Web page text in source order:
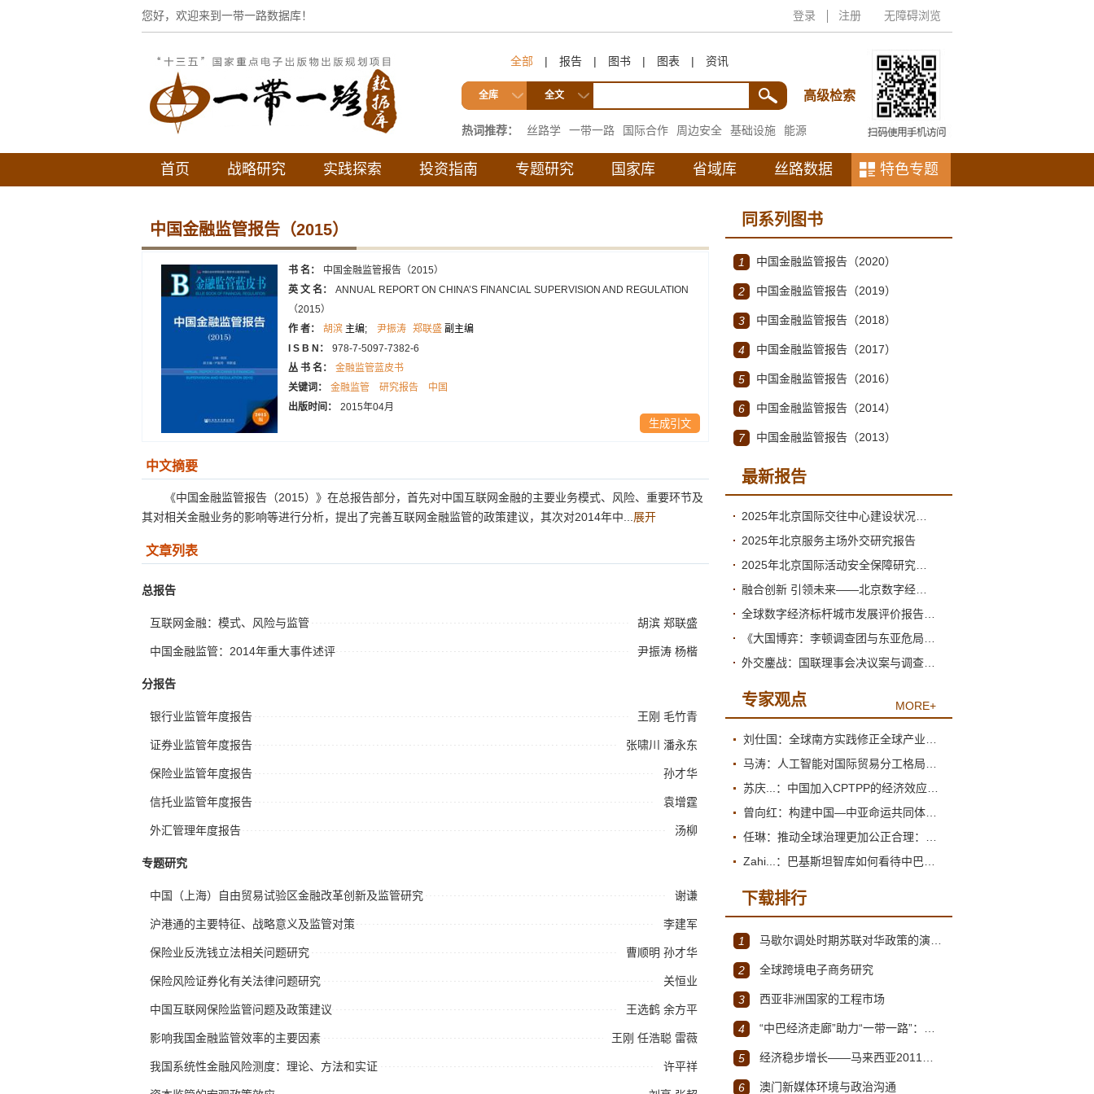
登录 注册 无障碍浏览
您好，欢迎来到一带一路数据库！
全部 | 报告 | 图书 | 图表 | 资讯
全库 全文 高级检索
热词推荐： 丝路学 一带一路 国际合作 周边安全 基础设施
能源
互联互通
首页 战略研究 实践探索 投资指南 专题研究 国家库 省域库 丝路数据 特色专题
中国金融监管报告（2015）
书 名：
中国金融监管报告（2015）
英 文 名：
ANNUAL REPORT ON CHINA’S FINANCIAL SUPERVISION AND REGULATION
（2015）
作 者：
胡滨 主编; 尹振涛 郑联盛 副主编
I S B N：
978-7-5097-7382-6
丛 书 名：
金融监管蓝皮书
关键词：
金融监管 研究报告
中国
出版时间：
2015年04月
生成引文
中文摘要
《中国金融监管报告（2015）》在总报告部分，首先对中国互联网金融的主要业务模式、风险、重要环节及
其对相关金融业务的影响等进行分析，提出了完善互联网金融监管的政策建议，其次对2014年中... 展开
文章列表
总报告
胡滨郑联盛
互联网金融：模式、风险与监管
尹振涛杨楷
中国金融监管：2014年重大事件述评
分报告
王刚 毛竹青
银行业监管年度报告
张啸川潘永东
证券业监管年度报告
孙才华
保险业监管年度报告
袁增霆
信托业监管年度报告
汤柳
外汇管理年度报告
专题研究
谢谦
中国（上海）自由贸易试验区金融改革创新及监管研究
李建军
沪港通的主要特征、战略意义及监管对策
曹顺明孙才华
保险业反洗钱立法相关问题研究
关恒业
保险风险证券化有关法律问题研究
王选鹤余方平
中国互联网保险监管问题及政策建议
王刚任浩聪 雷薇
影响我国金融监管效率的主要因素
许平祥
我国系统性金融风险测度：理论、方法和实证
同系列图书
1 中国金融监管报告（2020）
2 中国金融监管报告（2019）
3 中国金融监管报告（2018）
4 中国金融监管报告（2017）
5 中国金融监管报告（2016）
6 中国金融监管报告（2014）
7 中国金融监管报告（2013）
最新报告
2025年北京服务主场外交研究报告
专家观点 MORE+
下载排行
1 马歇尔调处时期苏联对华政策的演变（1945年12月～1947年1月）
2 全球跨境电子商务研究
3 西亚非洲国家的工程市场
4 “中巴经济走廊”助力“一带一路”：机遇与挑战
5 经济稳步增长——马来西亚2011～2012年经济发展回顾与展望
6 澳门新媒体环境与政治沟通